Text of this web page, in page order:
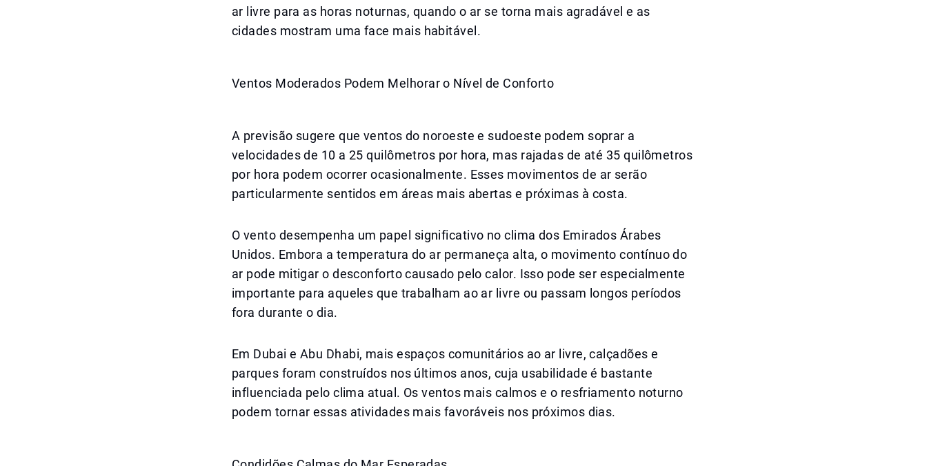
ar livre para as horas noturnas, quando o ar se torna mais agradável e as
cidades mostram uma face mais habitável.
Ventos Moderados Podem Melhorar o Nível de Conforto
A previsão sugere que ventos do noroeste e sudoeste podem soprar a
velocidades de 10 a 25 quilômetros por hora, mas rajadas de até 35 quilômetros
por hora podem ocorrer ocasionalmente. Esses movimentos de ar serão
particularmente sentidos em áreas mais abertas e próximas à costa.
O vento desempenha um papel significativo no clima dos Emirados Árabes
Unidos. Embora a temperatura do ar permaneça alta, o movimento contínuo do
ar pode mitigar o desconforto causado pelo calor. Isso pode ser especialmente
importante para aqueles que trabalham ao ar livre ou passam longos períodos
fora durante o dia.
Em Dubai e Abu Dhabi, mais espaços comunitários ao ar livre, calçadões e
parques foram construídos nos últimos anos, cuja usabilidade é bastante
influenciada pelo clima atual. Os ventos mais calmos e o resfriamento noturno
podem tornar essas atividades mais favoráveis nos próximos dias.